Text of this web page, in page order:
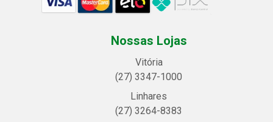
Nossas Lojas
Vitória
(27) 3347-1000
Linhares
(27) 3264-8383